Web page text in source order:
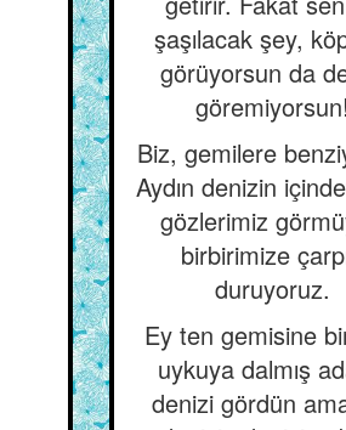
şaşılacak şey,
görüyorsun da
göremiyorsun!
Biz, gemilere
Aydın denizin
gözlerimiz
birbirimize
duruyoruz.
Ey ten gemisine
uykuya dalmış
denizi gördün